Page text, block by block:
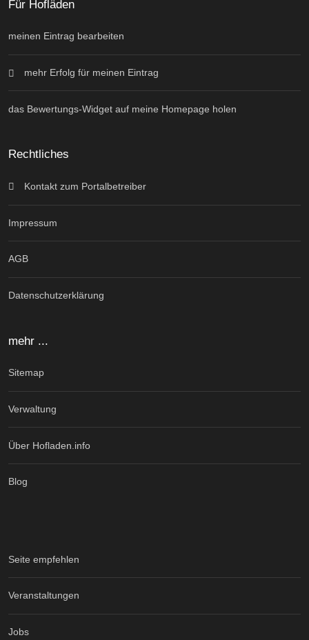
Für Hofläden
meinen Eintrag bearbeiten
mehr Erfolg für meinen Eintrag
das Bewertungs-Widget auf meine Homepage holen
Rechtliches
Kontakt zum Portalbetreiber
Impressum
AGB
Datenschutzerklärung
mehr ...
Sitemap
Verwaltung
Über Hofladen.info
Blog
Seite empfehlen
Veranstaltungen
Jobs